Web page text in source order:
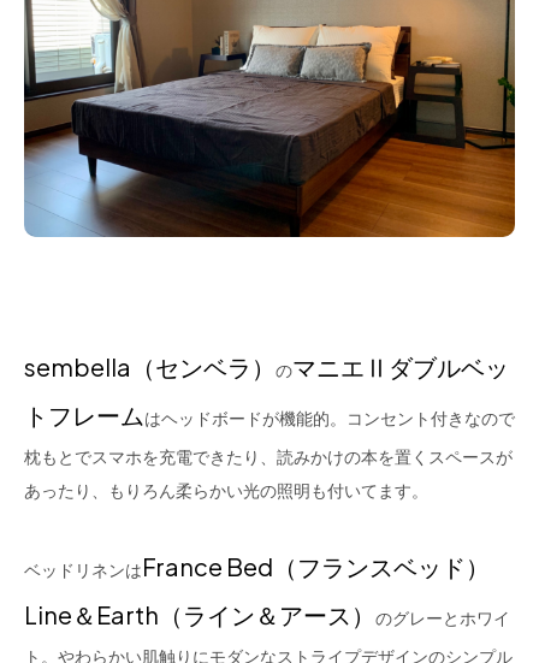
sembella（センベラ） のマニエⅡダブルベッ
トフレームはヘッドボードが機能的。コンセント付きなので
枕もとでスマホを充電できたり、読みかけの本を置くスペースが
あったり、もりろん柔らかい光の照明も付いてます。
ベッドリネンはFrance Bed（フランスベッド）
Line＆Earth（ライン＆アース）
のグレーとホワイ
ト。やわらかい肌触りにモダンなストライプデザインのシンプル